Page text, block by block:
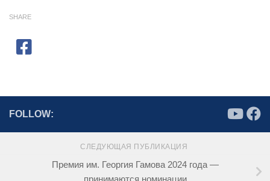
SHARE
FOLLOW:
СЛЕДУЮЩАЯ ПУБЛИКАЦИЯ
Премия им. Георгия Гамова 2024 года —
принимаются номинации